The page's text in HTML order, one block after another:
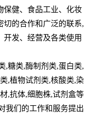
保健、食品工业、化妆
切的合作和广泛的联系,
发、经营及各类使用
,糖类,酶制剂类,蛋白类,
,植物试剂类,核酸类,染
,抗体,细胞株,试剂盒等
我们的工作和服务提出